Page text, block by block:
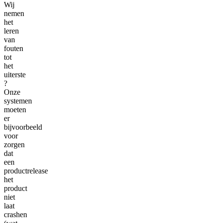
Wij
nemen
het
leren
van
fouten
tot
het
uiterste
?
Onze
systemen
moeten
er
bijvoorbeeld
voor
zorgen
dat
een
productrelease
het
product
niet
laat
crashen